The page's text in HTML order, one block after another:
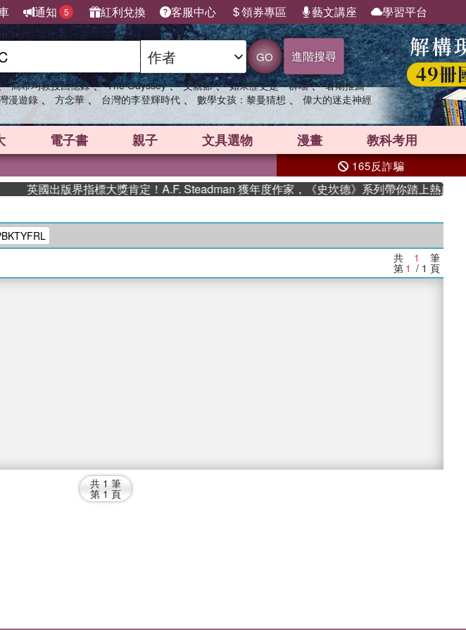
通知 5 紅利兌換 客服中心 領券專區 藝文講座 學習平台
GO 進階搜尋
高希均教授回憶錄 、 The Odyssey 、 父親節 、 如果歷史是一群喵 、 暑期推薦
漫遊錄 、 方念華 、 台灣的李登輝時代 、 數學女孩：黎曼猜想 、 偉大的迷走神經
電子書 親子 文具選物 漫畫 教科考用
165反詐騙
英國出版界指標大獎肯定！A.F. Steadman 獲年度作家，《史坎德》系列帶你踏上熱血奇幻
共 1 筆
第 1 / 1 頁
共 1 筆
第 1 頁